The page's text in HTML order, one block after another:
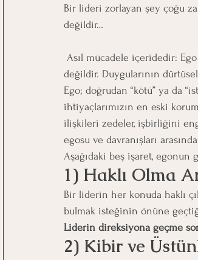
Bir lideri zorlayan şey çoğu
değildir…
değildir. Duygularının
Ego; doğrudan “kötü” ya da
ihtiyaçlarımızın en eski
ilişkileri zedeler, işbirliğini
egosu ve davranışları
Aşağıdaki beş işaret,
1) Haklı Olma
Bir liderin her konuda haklı
bulmak isteğinin önüne
Liderin direksiyona geçme
2) Kibir ve